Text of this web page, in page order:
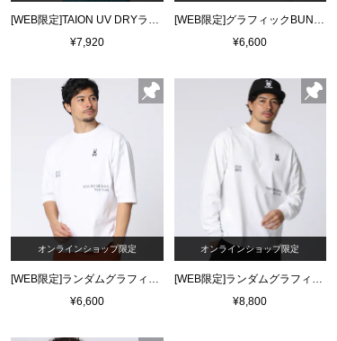
¥7,920
¥6,600
オンラインショップ限定
[WEB限定]ランダムグラフィックTシャツ
¥6,600
オンラインショップ限定
[WEB限定]ランダムグラフィック ロングスリーブTシャツ
¥8,800